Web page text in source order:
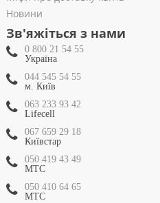
Новини
Зв'яжіться з нами
0 800 21 54 55
Україна
044 545 54 55
м. Київ
063 233 93 42
Lifecell
067 659 29 18
Київстар
050 419 43 49
МТС
050 410 64 65
МТС